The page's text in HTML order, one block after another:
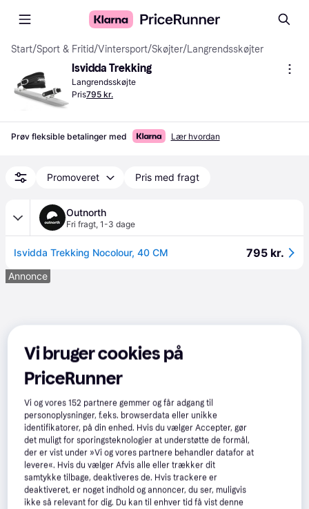
Start/Sport & Fritid/Vintersport/Skøjter/Langrendsskøjter
Isvidda Trekking
Langrendsskøjte
Pris795 kr.
Prøv fleksible betalinger med Lær hvordan
Promoveret Pris med fragt
Outnorth
Fri fragt, 1-3 dage
Isvidda Trekking Nocolour, 40 CM 795 kr.
Annonce
Vi bruger cookies på
PriceRunner
Vi og vores152 partnere gemmer og får adgang til
personoplysninger, f.eks. browserdata eller unikke
identifikatorer, på din enhed. Hvis du vælger Accepter, gør
det muligt for sporingsteknologier at understøtte de formål,
der er vist under »Vi og vores partnere behandler datafor at
levere«. Hvis du vælger Afvis alle eller trækker dit
samtykke tilbage, deaktiveres de. Hvis trackere er
deaktiveret, er noget indhold og annoncer, du ser, muligvis
ikke så relevant for dig. Du kan til enhver tid få vist denne